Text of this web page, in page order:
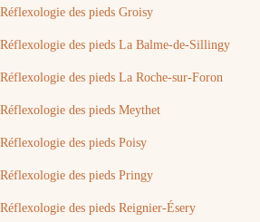
Réflexologie des pieds Groisy
Réflexologie des pieds La Balme-de-Sillingy
Réflexologie des pieds La Roche-sur-Foron
Réflexologie des pieds Meythet
Réflexologie des pieds Poisy
Réflexologie des pieds Pringy
Réflexologie des pieds Reignier-Ésery